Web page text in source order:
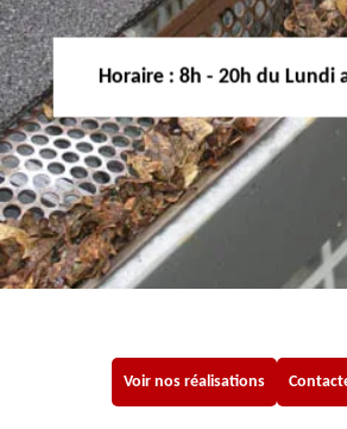
Horaire : 8h - 20h du Lundi
Voir nos réalisations